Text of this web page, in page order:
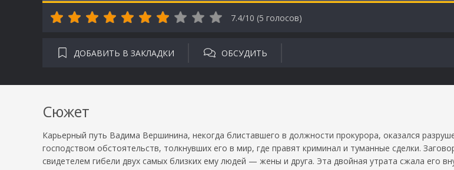
7.4/10 (5 голосов)
ДОБАВИТЬ В ЗАКЛАДКИ ОБСУДИТЬ
Сюжет
Карьерный путь Вадима Вершинина, некогда блиставшего в должности прокурора, оказался
господством обстоятельств, толкнувших его в мир, где правят криминал и туманные сделки.
свидетелем гибели двух самых близких ему людей — жены и друга. Эта двойная утрата сжала его